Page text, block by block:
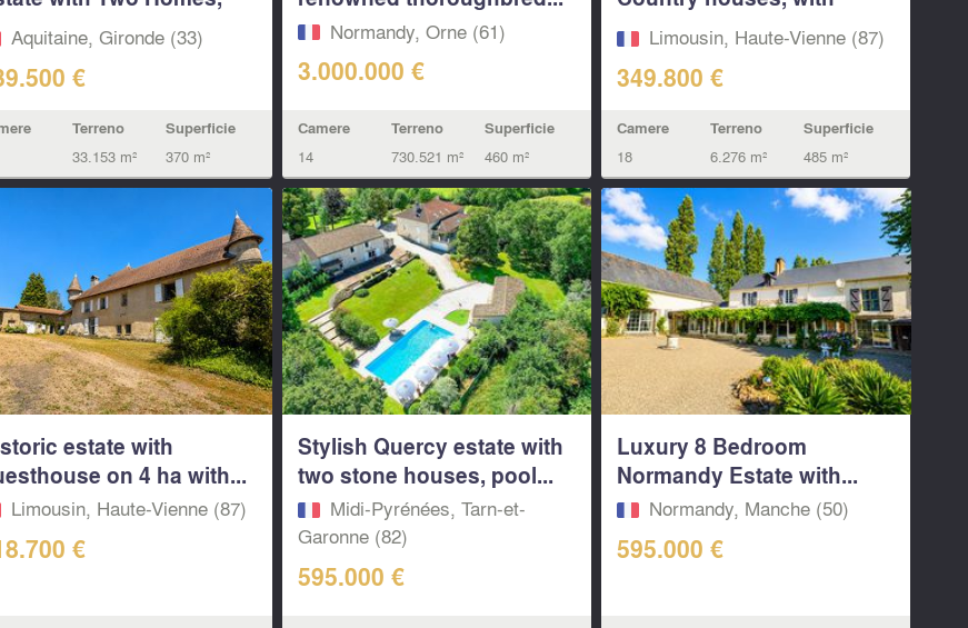
&...
Aquitaine, Gironde (33)
€
Terreno
33.153 m²
Superficie
370 m²
Normandy, Orne (61)
3.000.000 €
Camere
14
Terreno
730.521 m²
Superficie
460 m²
pool...Limousin, Haute-Vienne (87)
349.800 €
Camere
18
Terreno
6.276 m²
Superficie
485 m²
estate with
on 4 ha with...
Limousin, Haute-Vienne (87)
€
Stylish Quercy estate with
two stone houses, pool...
Midi-Pyrénées, Tarn-et-
Garonne (82)
595.000 €
Luxury 8 Bedroom
Normandy Estate with...
Normandy, Manche (50)
595.000 €